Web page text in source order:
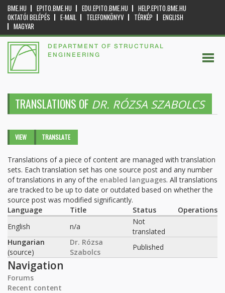
BME.HU EPITO.BME.HU EDU.EPITO.BME.HU
HELP.EPITO.BME.HU
OKTATÓI BELÉPÉS
E-MAIL TELEFONKÖNYV TÉRKÉP
ENGLISH
MAGYAR
DEPARTMENT OF STRUCTURAL
ENGINEERING
TRANSLATIONS OF DR. RÓZSA SZABOLCS
Primary tabs
VIEW TRANSLATE
Translations of a piece of content are managed with translation
sets. Each translation set has one source post and any number
of translations in any of the enabled languages. All translations
are tracked to be up to date or outdated based on whether the
source post was modified significantly.
Language
Title Status
Operations
English
n/a
Not
translated
Hungarian
(source)
Dr. Rózsa
Szabolcs
Published
Navigation
Forums
Recent content